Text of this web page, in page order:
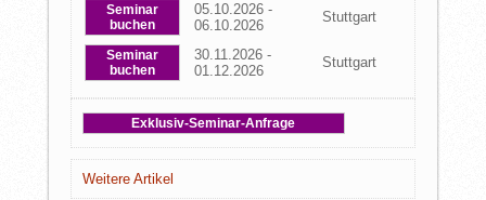
Seminar
buchen
05.10.2026 -
06.10.2026
Stuttgart
Seminar
buchen
30.11.2026 -
01.12.2026
Stuttgart
Exklusiv-Seminar-Anfrage
Weitere Artikel